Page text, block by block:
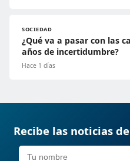
SOCIEDAD
¿Qué va a pasar con las
años de incertidumbre?
Hace 1 días
Recibe las noticias